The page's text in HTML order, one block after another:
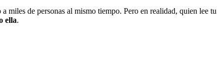
miles de personas al mismo tiempo. Pero en realidad, quien lee
ella.